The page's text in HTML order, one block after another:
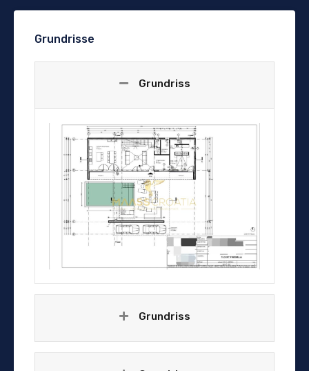
Grundrisse
Grundriss
Grundriss